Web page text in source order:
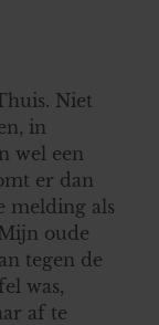
Niet
in
wel een
er dan
melding als
oude
tegen de
was,
af te